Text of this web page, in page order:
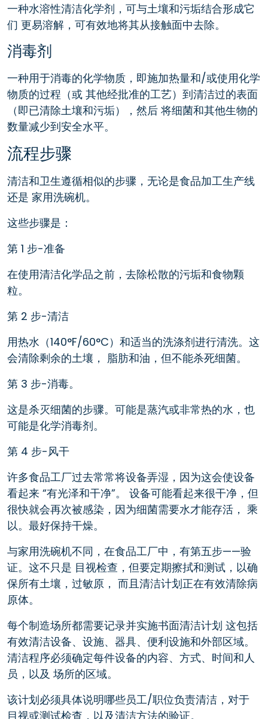
一种水溶性清洁化学剂，可与土壤和污垢结合形成它
们 更易溶解，可有效地将其从接触面中去除。
消毒剂
一种用于消毒的化学物质，即施加热量和/或使用化学
物质的过程（或 其他经批准的工艺）到清洁过的表面
（即已清除土壤和污垢），然后 将细菌和其他生物的
数量减少到安全水平。
流程步骤
清洁和卫生遵循相似的步骤，无论是食品加工生产线
还是 家用洗碗机。
这些步骤是：
第 1 步-准备
在使用清洁化学品之前，去除松散的污垢和食物颗
粒。
第 2 步-清洁
用热水（140°F/60°C）和适当的洗涤剂进行清洗。这
会清除剩余的土壤， 脂肪和油，但不能杀死细菌。
第 3 步-消毒。
这是杀灭细菌的步骤。可能是蒸汽或非常热的水，也
可能是化学消毒剂。
第 4 步-风干
许多食品工厂过去常常将设备弄湿，因为这会使设备
看起来 “有光泽和干净”。 设备可能看起来很干净，但
很快就会再次被感染，因为细菌需要水才能存活， 乘
以。最好保持干燥。
与家用洗碗机不同，在食品工厂中，有第五步——验
证。这不只是 目视检查，但要定期擦拭和测试，以确
保所有土壤，过敏原， 而且清洁计划正在有效清除病
原体。
每个制造场所都需要记录并实施书面清洁计划 这包括
有效清洁设备、设施、器具、便利设施和外部区域。
清洁程序必须确定每件设备的内容、方式、时间和人
员，以及 场所的区域。
该计划必须具体说明哪些员工/职位负责清洁，对于
目视或测试检查，以及清洁方法的验证。